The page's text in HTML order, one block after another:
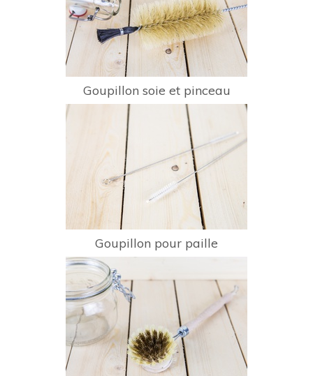
Goupillon soie et pinceau
Goupillon pour paille